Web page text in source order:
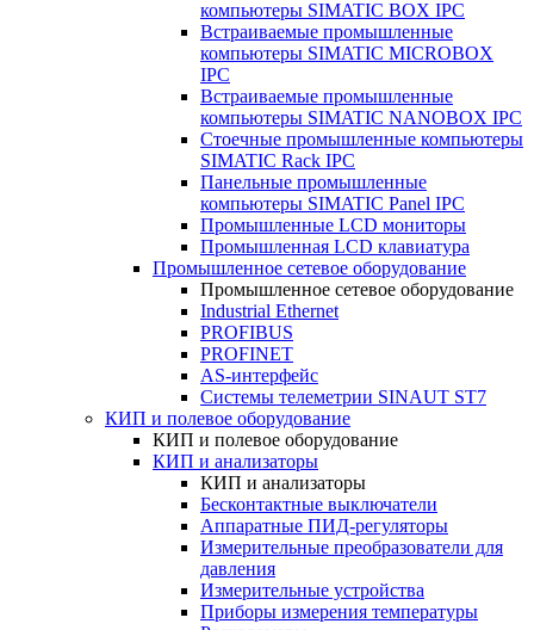
компьютеры SIMATIC BOX IPC
Встраиваемые промышленные
компьютеры SIMATIC MICROBOX
IPC
Встраиваемые промышленные
компьютеры SIMATIC NANOBOX IPC
Стоечные промышленные компьютеры
SIMATIC Rack IPC
Панельные промышленные
компьютеры SIMATIC Panel IPC
Промышленные LCD мониторы
Промышленная LCD клавиатура
Промышленное сетевое оборудование
Промышленное сетевое оборудование
Industrial Ethernet
PROFIBUS
PROFINET
AS-интерфейс
Системы телеметрии SINAUT ST7
КИП и полевое оборудование
КИП и полевое оборудование
КИП и анализаторы
КИП и анализаторы
Бесконтактные выключатели
Аппаратные ПИД-регуляторы
Измерительные преобразователи для
давления
Измерительные устройства
Приборы измерения температуры